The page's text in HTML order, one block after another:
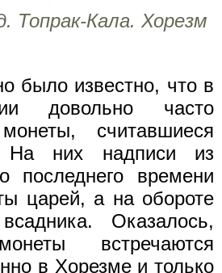
Топрак-Кала. Хорезм
было известно, что в
довольно часто
считавшиеся
На них надписи из
последнего времени
царей, а на обороте
Оказалось,
встречаются
в Хорезме и только